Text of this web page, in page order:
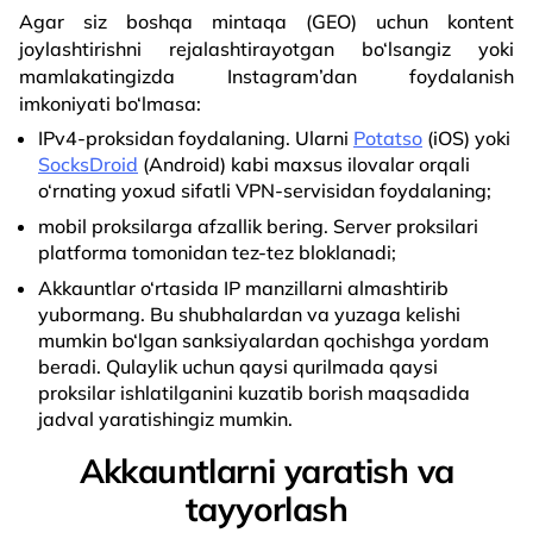
Agar siz boshqa mintaqa (GEO) uchun kontent
joylashtirishni rejalashtirayotgan bo‘lsangiz yoki
mamlakatingizda Instagram’dan foydalanish
imkoniyati bo‘lmasa:
IPv4-proksidan foydalaning. Ularni Potatso (iOS) yoki
SocksDroid (Android) kabi maxsus ilovalar orqali
o‘rnating yoxud sifatli VPN-servisidan foydalaning;
mobil proksilarga afzallik bering. Server proksilari
platforma tomonidan tez-tez bloklanadi;
Akkauntlar o‘rtasida IP manzillarni almashtirib
yubormang. Bu shubhalardan va yuzaga kelishi
mumkin bo‘lgan sanksiyalardan qochishga yordam
beradi. Qulaylik uchun qaysi qurilmada qaysi
proksilar ishlatilganini kuzatib borish maqsadida
jadval yaratishingiz mumkin.
Akkauntlarni yaratish va
tayyorlash